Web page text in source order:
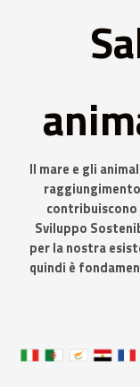
Il mare e gli
Sviluppo
per la nostra
quindi è